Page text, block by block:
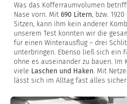
Was das Kofferraumvolumen
Nase vorn. Mit 690 Litern, bzw.
Sitzen, kann ihm kein anderer
unserem Test konnten wir die
für einen Winterausflug – drei
unterbringen. Ebenso ließ sich ein
ohne es auseinander zu bauen. Im
viele Laschen und Haken. Mit
lässt sich im Alltag fast alles